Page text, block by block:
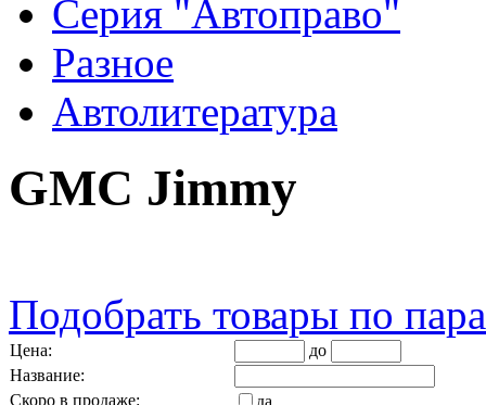
Серия "Автоправо"
Разное
Автолитература
GMC Jimmy
Подобрать товары по
Цена:
до
Название:
Скоро в продаже:
да